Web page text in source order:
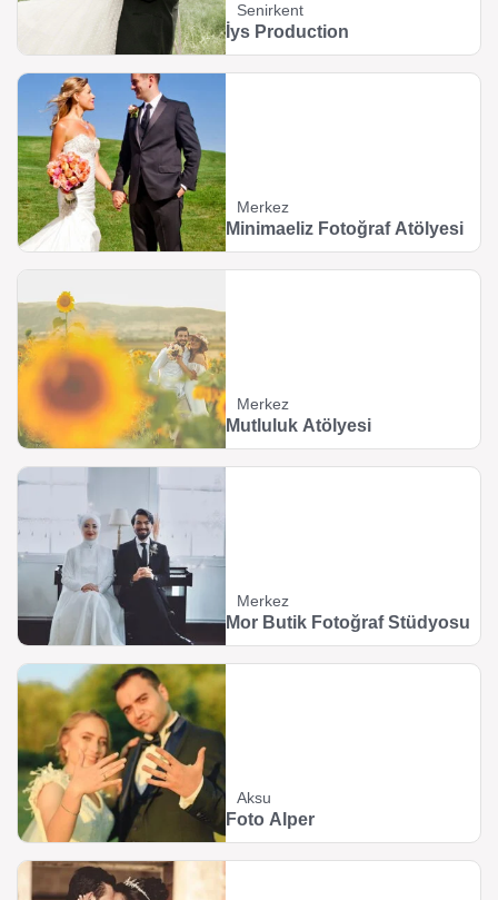
Senirkent
İys Production
Merkez
Minimaeliz Fotoğraf Atölyesi
Merkez
Mutluluk Atölyesi
Merkez
Mor Butik Fotoğraf Stüdyosu
Aksu
Foto Alper